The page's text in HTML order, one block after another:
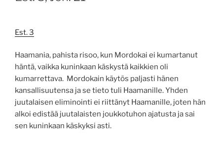
Est. 3
Haamania, pahista risoo, kun Mordokai ei kumartanut
häntä, vaikka kuninkaan käskystä kaikkien oli
kumarrettava. Mordokain käytös paljasti hänen
kansallisuutensa ja se tieto tuli Haamanille. Yhden
juutalaisen eliminointi ei riittänyt Haamanille, joten hän
alkoi edistää juutalaisten joukkotuhon ajatusta ja sai
sen kuninkaan käskyksi asti.